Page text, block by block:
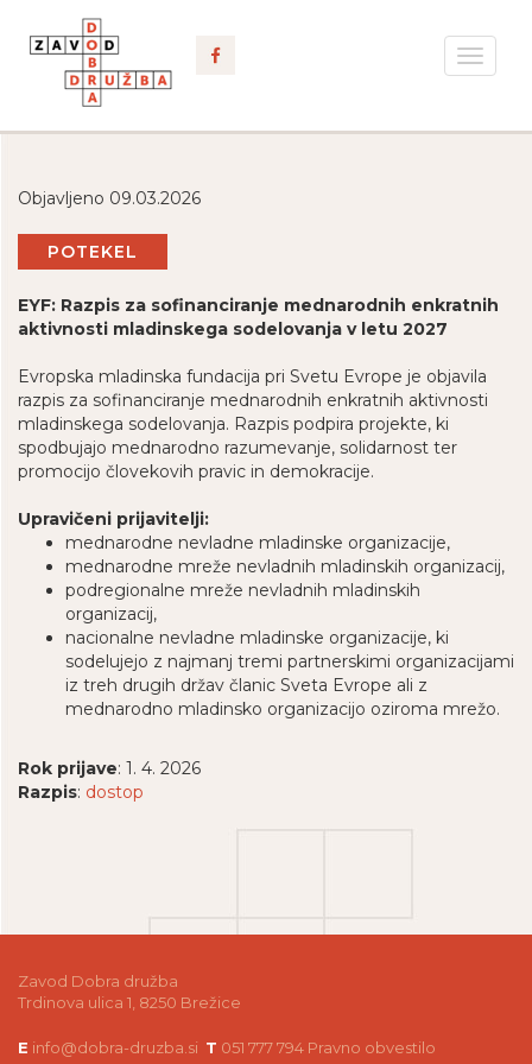
Toggle
Objavljeno 09.03.2026
POTEKEL
EYF: Razpis za sofinanciranje mednarodnih enkratnih
aktivnosti mladinskega sodelovanja v letu 2027
Evropska mladinska fundacija pri Svetu Evrope je objavila
razpis za sofinanciranje mednarodnih enkratnih aktivnosti
mladinskega sodelovanja. Razpis podpira projekte, ki
spodbujajo mednarodno razumevanje, solidarnost ter
promocijo človekovih pravic in demokracije.
Upravičeni prijavitelji:
mednarodne nevladne mladinske organizacije,
mednarodne mreže nevladnih mladinskih organizacij,
podregionalne mreže nevladnih mladinskih
organizacij,
nacionalne nevladne mladinske organizacije, ki
sodelujejo z najmanj tremi partnerskimi organizacijami
iz treh drugih držav članic Sveta Evrope ali z
mednarodno mladinsko organizacijo oziroma mrežo.
Rok prijave: 1. 4. 2026
Razpis: dostop
Zavod Dobra družba
Trdinova ulica 1, 8250 Brežice
E info@dobra-druzba.si T 051 777 794 Pravno obvestilo